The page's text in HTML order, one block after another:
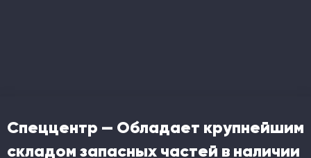
Спеццентр — Обладает крупнейшим
складом запасных частей в наличии